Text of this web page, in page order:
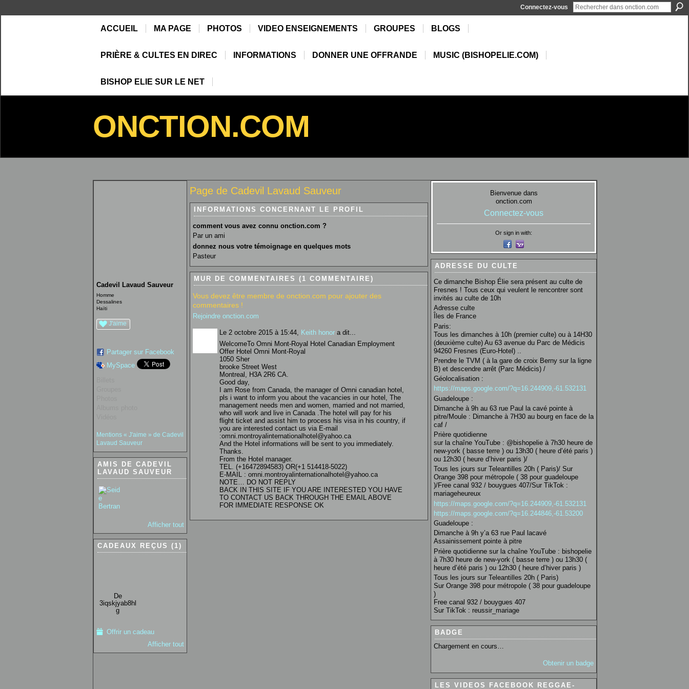
Connectez-vous
ACCUEIL MA PAGE PHOTOS VIDEO ENSEIGNEMENTS GROUPES BLOGS
PRIÈRE & CULTES EN DIREC INFORMATIONS DONNER UNE OFFRANDE MUSIC (BISHOPELIE.COM)
BISHOP ELIE SUR LE NET
ONCTION.COM
Cadevil Lavaud Sauveur
Homme
Dessalines
Haïti
J'aime
Partager sur Facebook
MySpace
Mentions « J'aime » de Cadevil
Lavaud Sauveur
AMIS DE CADEVIL
LAVAUD SAUVEUR
Afficher tout
CADEAUX REÇUS (1)
De
3iqskjyab8hl
g
Offrir un cadeau
Afficher tout
Page de Cadevil Lavaud Sauveur
INFORMATIONS CONCERNANT LE PROFIL
comment vous avez connu onction.com ?
Par un ami
donnez nous votre témoignage en quelques mots
Pasteur
MUR DE COMMENTAIRES (1 COMMENTAIRE)
Vous devez être membre de onction.com pour ajouter des
commentaires !
Rejoindre onction.com
Le 2 octobre 2015 à 15:44, Keith honor a dit...
WelcomeTo Omni Mont-Royal Hotel Canadian Employment
Offer Hotel Omni Mont-Royal
1050 Sher
brooke Street West
Montreal, H3A 2R6 CA.
Good day,
I am Rose from Canada, the manager of Omni canadian hotel,
pls i want to inform you about the vacancies in our hotel, The
management needs men and women, married and not married,
who will work and live in Canada .The hotel will pay for his
flight ticket and assist him to process his visa in his country, if
you are interested contact us via E-mail
:omni.montroyalinternationalhotel@yahoo.ca
And the Hotel informations will be sent to you immediately.
Thanks.
From the Hotel manager.
TEL. (+16472894583) OR(+1 514418-5022)
E-MAIL : omni.montroyalinternationalhotel@yahoo.ca
NOTE… DO NOT REPLY
BACK IN THIS SITE IF YOU ARE INTERESTED YOU HAVE
TO CONTACT US BACK THROUGH THE EMAIL ABOVE
FOR IMMEDIATE RESPONSE OK
Bienvenue dans
onction.com
Connectez-vous
Or sign in with:
ADRESSE DU CULTE
Ce dimanche Bishop Élie sera présent au culte de
Fresnes ! Tous ceux qui veulent le rencontrer sont
invités au culte de 10h
Adresse culte
Îles de France
Paris:
Tous les dimanches à 10h (premier culte) ou à 14H30
(deuxième culte) Au 63 avenue du Parc de Médicis
94260 Fresnes (Euro-Hotel) ..
Prendre le TVM ( à la gare de croix Berny sur la ligne
B) et descendre arrêt (Parc Médicis) /
Géolocalisation :
https://maps.google.com/?q=16.244909,-61.532131
Guadeloupe :
Dimanche à 9h au 63 rue Paul la cavé pointe à
pitre/Moule : Dimanche à 7H30 au bourg en face de la
caf /
Prière quotidienne
sur la chaîne YouTube : @bishopelie à 7h30 heure de
new-york ( basse terre ) ou 13h30 ( heure d’été paris )
ou 12h30 ( heure d’hiver paris )/
Tous les jours sur Teleantilles 20h ( Paris)/ Sur
Orange 398 pour métropole ( 38 pour guadeloupe
)/Free canal 932 / bouygues 407/Sur TikTok :
mariageheureux
https://maps.google.com/?q=16.244909,-61.532131
https://maps.google.com/?q=16.244846,-61.53200
Guadeloupe :
Dimanche à 9h y’a 63 rue Paul lacavé
Assainissement pointe à pitre
Prière quotidienne sur la chaîne YouTube : bishopelie
à 7h30 heure de new-york ( basse terre ) ou 13h30 (
heure d’été paris ) ou 12h30 ( heure d’hiver paris )
Tous les jours sur Teleantilles 20h ( Paris)
Sur Orange 398 pour métropole ( 38 pour guadeloupe
)
Free canal 932 / bouygues 407
Sur TikTok : reussir_mariage
BADGE
Chargement en cours…
Obtenir un badge
LES VIDEOS FACEBOOK REGGAE-